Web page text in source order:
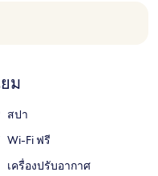
ม
สปา
Wi-Fi ฟรี
เครื่องปรับอากาศ